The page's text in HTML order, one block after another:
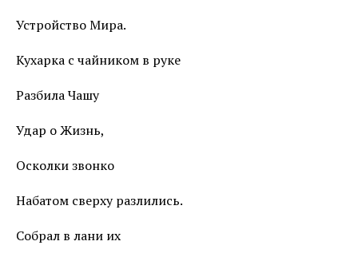
Устройство Мира.
Кухарка с чайником в руке
Разбила Чашу
Удар о Жизнь,
Осколки звонко
Набатом сверху разлились.
Собрал в лани их